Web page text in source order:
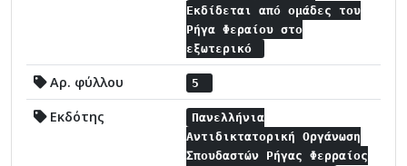
Εκδίδεται από ομάδες του
Ρήγα Φεραίου στο
εξωτερικό
Αρ. φύλλου 5
Εκδότης
Πανελλήνια
Αντιδικτατορική Οργάνωση
Σπουδαστών Ρήγας Φερραίος